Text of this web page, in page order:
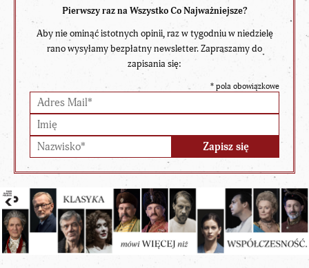
Pierwszy raz na Wszystko Co Najważniejsze?
Aby nie ominąć istotnych opinii, raz w tygodniu w niedzielę
rano wysyłamy bezpłatny newsletter. Zapraszamy do
zapisania się:
* pola obowiązkowe